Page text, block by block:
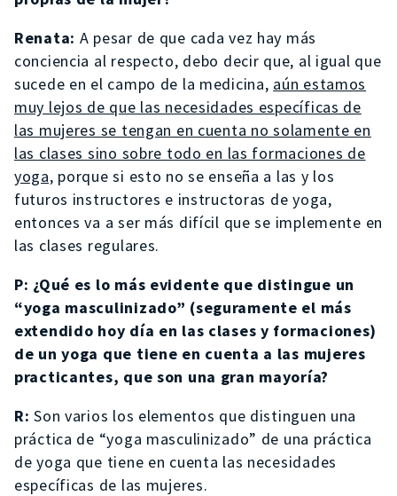
Renata: A pesar de que cada vez hay más
conciencia al respecto, debo decir que, al igual que
sucede en el campo de la medicina, aún estamos
muy lejos de que las necesidades específicas de
las mujeres se tengan en cuenta no solamente en
las clases sino sobre todo en las formaciones de
yoga, porque si esto no se enseña a las y los
futuros instructores e instructoras de yoga,
entonces va a ser más difícil que se implemente en
las clases regulares.
P: ¿Qué es lo más evidente que distingue un
“yoga masculinizado” (seguramente el más
extendido hoy día en las clases y formaciones)
de un yoga que tiene en cuenta a las mujeres
practicantes, que son una gran mayoría?
R: Son varios los elementos que distinguen una
práctica de “yoga masculinizado” de una práctica
de yoga que tiene en cuenta las necesidades
específicas de las mujeres.